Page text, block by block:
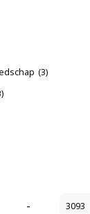
(3)
-